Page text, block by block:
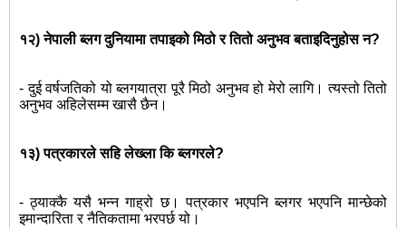
१२) नेपाली ब्लग दुनियामा तपाइको मिठो र तितो अनुभव बताइदिनुहोस न?
- दुई वर्षजतिको यो ब्लगयात्रा पूरै मिठो अनुभव हो मेरो लागि। त्यस्तो तितो
अनुभव अहिलेसम्म खासै छैन।
१३) पत्रकारले सहि लेख्ला कि ब्लगरले?
- ठ्याक्कै यसै भन्न गाह्रो छ। पत्रकार भएपनि ब्लगर भएपनि मान्छेको
इमान्दारिता र नैतिकतामा भरपर्छ यो।